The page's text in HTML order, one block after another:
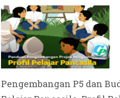
Pengembangan P5 dan